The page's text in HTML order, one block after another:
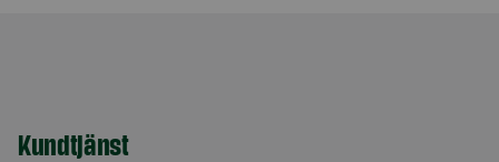
Kundtjänst